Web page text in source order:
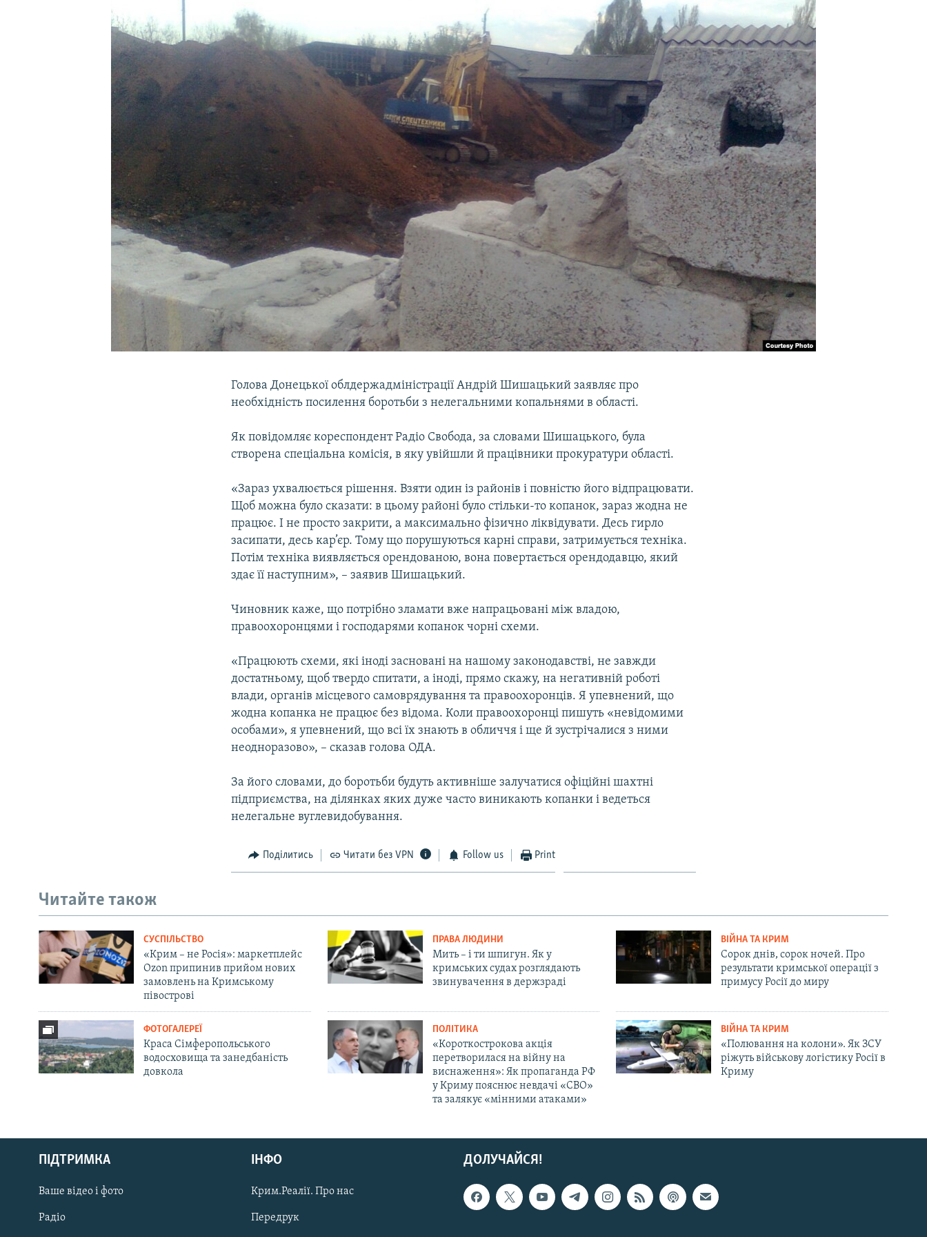
УКРАЇНСЬКА ПРОБЛЕМА КРИМУ
Русский
Qırımtatar
ДОЛУЧАЙСЯ!
Голова Донецької облдержадміністрації Андрій Шишацький заявляє про
необхідність посилення боротьби з нелегальними копальнями в області.
Як повідомляє кореспондент Радіо Свобода, за словами Шишацького, була
створена спеціальна комісія, в яку увійшли й працівники прокуратури області.
«Зараз ухвалюється рішення. Взяти один із районів і повністю його відпрацювати.
Щоб можна було сказати: в цьому районі було стільки-то копанок, зараз жодна не
працює. І не просто закрити, а максимально фізично ліквідувати. Десь гирло
засипати, десь кар’єр. Тому що порушуються карні справи, затримується техніка.
Потім техніка виявляється орендованою, вона повертається орендодавцю, який
здає її наступним», – заявив Шишацький.
Чиновник каже, що потрібно зламати вже напрацьовані між владою,
правоохоронцями і господарями копанок чорні схеми.
«Працюють схеми, які іноді засновані на нашому законодавстві, не завжди
достатньому, щоб твердо спитати, а іноді, прямо скажу, на негативній роботі
влади, органів місцевого самоврядування та правоохоронців. Я упевнений, що
жодна копанка не працює без відома. Коли правоохоронці пишуть «невідомими
особами», я упевнений, що всі їх знають в обличчя і ще й зустрічалися з ними
неодноразово», – сказав голова ОДА.
За його словами, до боротьби будуть активніше залучатися офіційні шахтні
підприємства, на ділянках яких дуже часто виникають копанки і ведеться
нелегальне вуглевидобування.
Поділитись Читати без VPN Follow us Print
Читайте також
СУСПІЛЬСТВО
«Крим – не Росія»: маркетплейс
Ozon припинив прийом нових
замовлень на Кримському
півострові
ПРАВА ЛЮДИНИ
Мить – і ти шпигун. Як у
кримських судах розглядають
звинувачення в держзраді
ВІЙНА ТА КРИМ
Сорок днів, сорок ночей. Про
результати кримської операції з
примусу Росії до миру
ФОТОГАЛЕРЕЇ
Краса Сімферопольського
водосховища та занедбаність
довкола
ПОЛІТИКА
«Короткострокова акція
перетворилася на війну на
виснаження»: Як пропаганда РФ
у Криму пояснює невдачі «СВО»
та залякує «мінними атаками»
ВІЙНА ТА КРИМ
«Полювання на колони». Як ЗСУ
ріжуть військову логістику Росії в
Криму
ДОЛУЧАЙСЯ!
ПІДТРИМКА
Ваше відео і фото
Радіо
ІНФО
Крим.Реалії. Про нас
Передрук